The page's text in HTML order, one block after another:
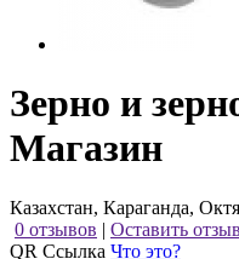
Зерно и
Магазин
Казахстан, Караганда,
0 отзывов | Оставить отзыв
QR Ссылка Что это?